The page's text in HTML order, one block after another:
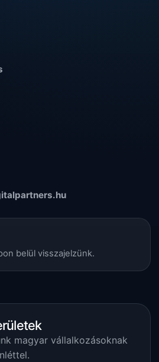
belül visszajelzünk.
magyar vállalkozásoknak